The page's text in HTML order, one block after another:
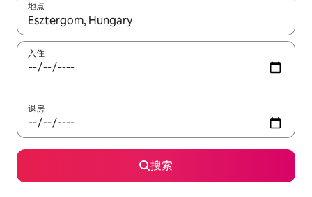
地点
如有搜索结果，请使用上下方向键查看，或通过点击或滑动手势
入住
退房
搜索